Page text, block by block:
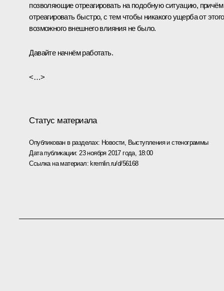
позволяющие отреагировать на подобную ситуацию, причём
отреагировать быстро, с тем чтобы никакого ущерба от этого
возможного внешнего влияния не было.
Давайте начнём работать.
<…>
Статус материала
Опубликован в разделах: Новости, Выступления и стенограммы
Дата публикации: 23 ноября 2017 года, 18:00
Ссылка на материал: kremlin.ru/d/56168